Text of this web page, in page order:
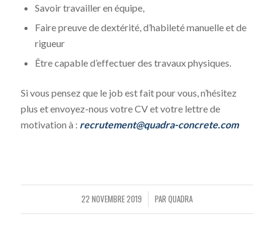
Savoir travailler en équipe,
Faire preuve de dextérité, d’habileté manuelle et de
rigueur
Être capable d’effectuer des travaux physiques.
Si vous pensez que le job est fait pour vous, n’hésitez
plus et envoyez-nous votre CV et votre lettre de
motivation à : recrutement@quadra-concrete.com
22 NOVEMBRE 2019
/ PAR QUADRA